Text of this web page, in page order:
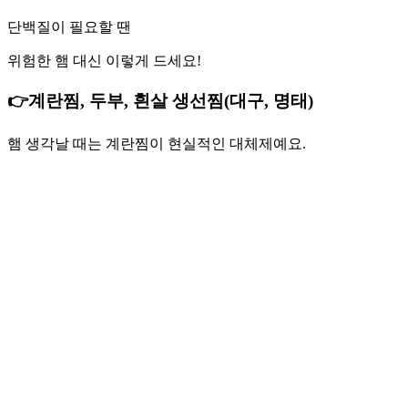
단백질이 필요할 땐
위험한 햄 대신 이렇게 드세요!
👉계란찜, 두부, 흰살 생선찜(대구, 명태)
햄 생각날 때는 계란찜이 현실적인 대체제예요.